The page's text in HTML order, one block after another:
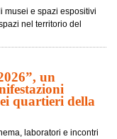
musei e spazi espositivi
nel territorio del
un
quartieri della
laboratori e incontri